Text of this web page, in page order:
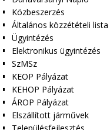
Közbeszerzés
Általános közzétételi lista
Ügyintézés
Elektronikus ügyintézés
SzMSz
KEOP Pályázat
KEHOP Pályázat
ÁROP Pályázat
Elszállított járművek
Településfejlesztés